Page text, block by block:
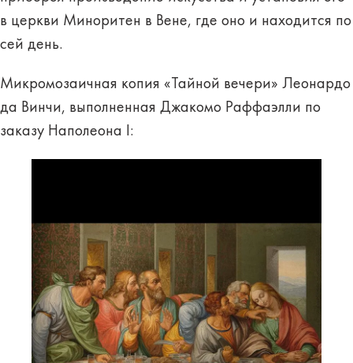
в церкви Миноритен в Вене, где оно и находится по
сей день.
Микромозаичная копия «Тайной вечери» Леонардо
да Винчи, выполненная Джакомо Раффаэлли по
заказу Наполеона I: